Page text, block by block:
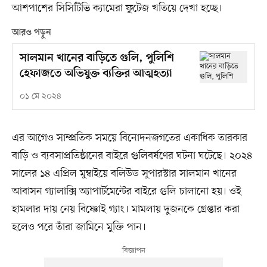
আশপাশের সিসিটিভি ক্যামেরা ফুটেজ খতিয়ে দেখা হচ্ছে।
আরও পড়ুন
সালমান খানের বাড়িতে গুলি, পুলিশি
হেফাজতে অভিযুক্ত ব্যক্তির আত্মহত্যা
০১ মে ২০২৪
এর আগেও সাম্প্রতিক সময়ে বিনোদনজগতের একাধিক তারকার
বাড়ি ও ব্যবসাপ্রতিষ্ঠানের বাইরে গুলিবর্ষণের ঘটনা ঘটেছে। ২০২৪
সালের ১৪ এপ্রিল মুম্বাইয়ে বলিউড সুপারস্টার সালমান খানের
আবাসন গ্যালাক্সি অ্যাপার্টমেন্টের বাইরে গুলি চালানো হয়। ওই
হামলার দায় নেয় বিষ্ণোই গ্যাং। মামলায় দুজনকে গ্রেপ্তার করা
হলেও পরে তাঁরা জামিনে মুক্তি পান।